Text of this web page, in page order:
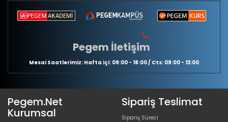
Pegem İletişim
Mesai Saatlerimiz: Hafta içi: 09:00 - 18:00 / Cts: 09:00 - 13:00
Pegem.Net
Kurumsal
Sipariş Teslimat
Sipariş Süreci